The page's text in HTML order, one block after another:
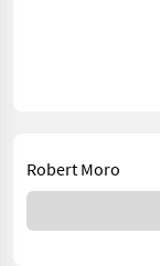
Robert Moro